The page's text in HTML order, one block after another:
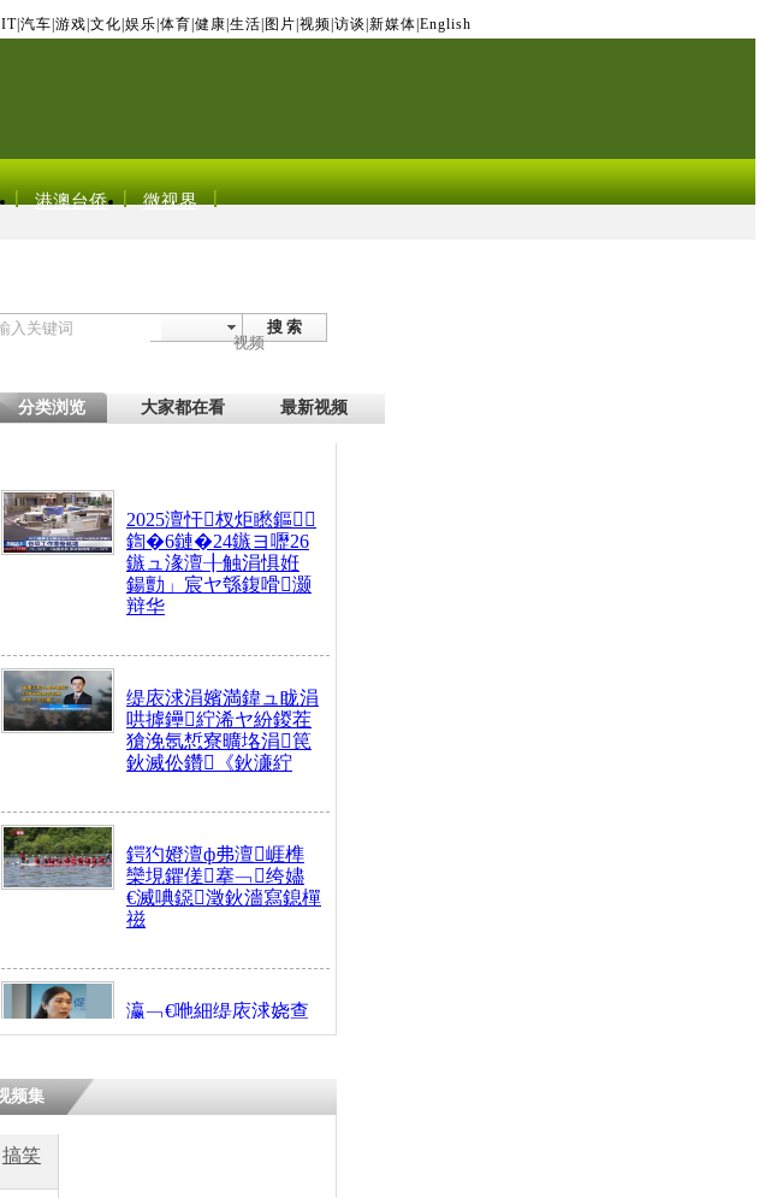
IT| 汽车 游戏 文化 娱乐 体育 健康 生活 图片 视频 访谈 新媒体 English
港澳台侨 微视界
搜 索
视频
分类浏览 大家都在看 最新视频
2025澶忓杈炬矁鏂
鍧�6鏈�24鏃ヨ嚦26
鏃ュ湪澶╂触涓惧姙
鍚勯」宸ヤ綔鍑嗗灏
辩华
缇庡浗涓嬪満鍏ュ眬涓
哄摢鑸紵浠ヤ紛鍐茬
獊浼氬惁寮曠垎涓笢
鈥滅伀鑽《鈥濓紵
鍔犳嬁澶ф弗澶崕榫
欒垷鑺傞搴﹁绔嬧
€滅唺鐚澂鈥濇寫鎴樿
禌
瀛﹁€咃細缇庡浗娆查
€间笢鍗椾簹涓庝腑鍥
瘑灞€
频集
搞笑